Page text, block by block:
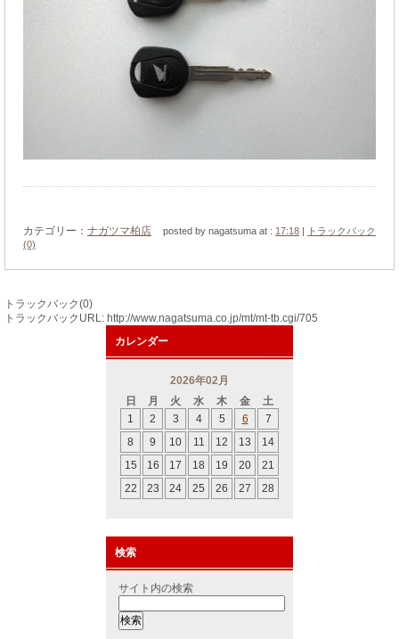
カテゴリー： ナガツマ柏店 posted by nagatsuma at : 17:18 |
トラックバック
(0)
トラックバック(0)
トラックバックURL: http://www.nagatsuma.co.jp/mt/mt-tb.cgi/705
カレンダー
2026年02月
日
月 火 水 木 金
土
1
2 3 4 5 6
7
8
9 10 11 12 13
14
15
16 17 18 19 20
21
22
23 24 25 26 27 28
検索
サイト内の検索